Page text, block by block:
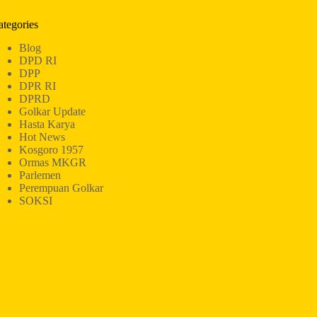
Blog
DPD RI
DPP
DPR RI
DPRD
Golkar Update
Hasta Karya
Hot News
Kosgoro 1957
Ormas MKGR
Parlemen
Perempuan Golkar
SOKSI